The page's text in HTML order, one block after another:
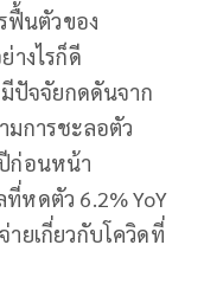
ฟื้นตัวของ
างไรก็ดี
ปัจจัยกดดันจาก
มการชะลอตัว
ก่อนหน้า
หดตัว 6.2% YoY
ยเกี่ยวกับโควิดที่